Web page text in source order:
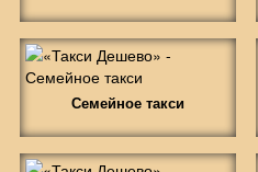
Семейное такси